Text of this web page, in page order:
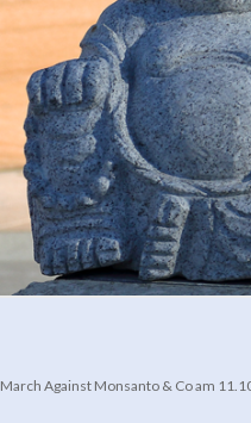
March Against Monsanto & Co am